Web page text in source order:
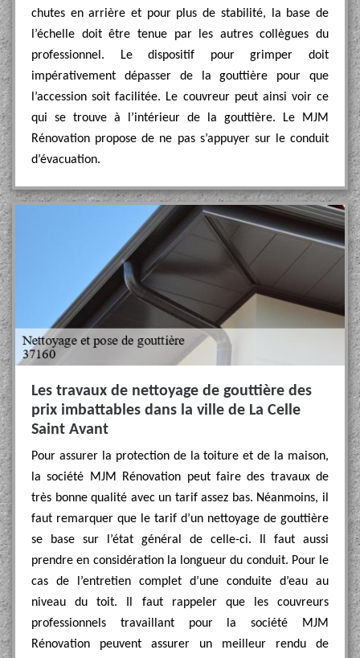
chutes en arrière et pour plus de stabilité, la base de
l’échelle doit être tenue par les autres collègues du
professionnel. Le dispositif pour grimper doit
impérativement dépasser de la gouttière pour que
l’accession soit facilitée. Le couvreur peut ainsi voir ce
qui se trouve à l’intérieur de la gouttière. Le MJM
Rénovation propose de ne pas s’appuyer sur le conduit
d’évacuation.
Les travaux de nettoyage de gouttière des
prix imbattables dans la ville de La Celle
Saint Avant
Pour assurer la protection de la toiture et de la maison,
la société MJM Rénovation peut faire des travaux de
très bonne qualité avec un tarif assez bas. Néanmoins, il
faut remarquer que le tarif d’un nettoyage de gouttière
se base sur l’état général de celle-ci. Il faut aussi
prendre en considération la longueur du conduit. Pour le
cas de l’entretien complet d’une conduite d’eau au
niveau du toit. Il faut rappeler que les couvreurs
professionnels travaillant pour la société MJM
Rénovation peuvent assurer un meilleur rendu de